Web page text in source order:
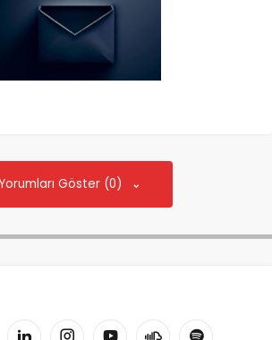
Yorumları Göster (0)